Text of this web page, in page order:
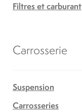
Filtres et carburant
Carrosserie
Suspension
Carrosseries